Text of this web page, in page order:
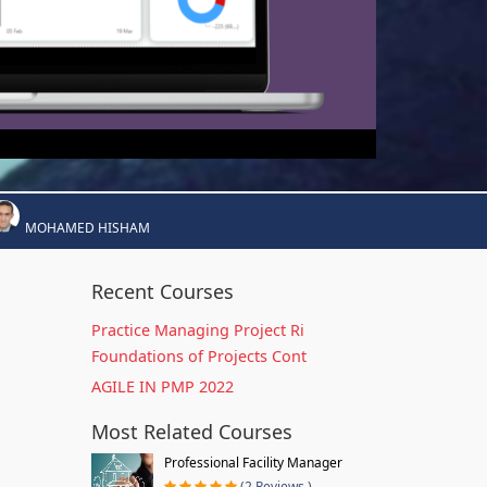
MOHAMED HISHAM
Recent Courses
Practice Managing Project Ri
Foundations of Projects Cont
AGILE IN PMP 2022
Most Related Courses
Professional Facility Manager